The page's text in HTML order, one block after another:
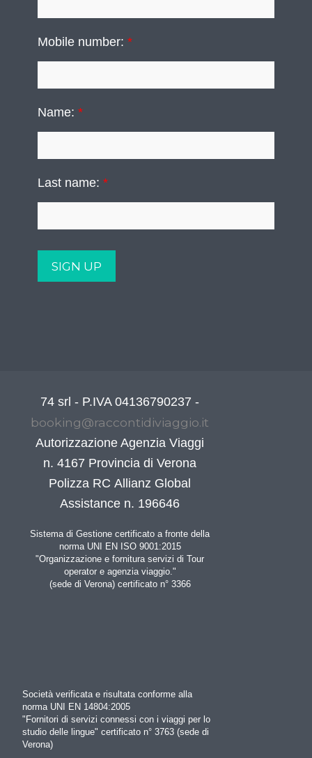
Mobile number:*
Name:*
Last name:*
74 srl - P.IVA 04136790237 -
booking@raccontidiviaggio.it
Autorizzazione Agenzia Viaggi
n. 4167 Provincia di Verona
Polizza RC Allianz Global
Assistance n. 196646
Sistema di Gestione certificato a fronte della
norma UNI EN ISO 9001:2015
"Organizzazione e fornitura servizi di Tour
operator e agenzia viaggio."
(sede di Verona) certificato n° 3366
Società verificata e risultata conforme alla
norma UNI EN 14804:2005
"Fornitori di servizi connessi con i viaggi per lo
studio delle lingue" certificato n° 3763 (sede di
Verona)